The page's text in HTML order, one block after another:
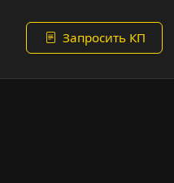
Запросить КП